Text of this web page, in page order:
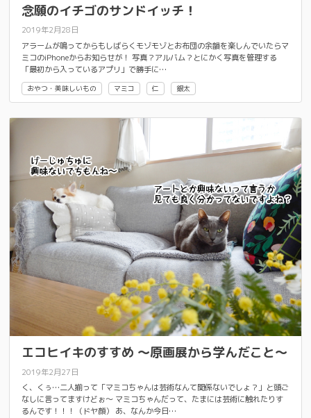
念願のイチゴのサンドイッチ！
2019年2月28日
アラームが鳴ってからもしばらくモゾモゾとお布団の余韻を楽しんでいたらマ
ミコのiPhoneからお知らせが！ 写真？アルバム？とにかく写真を管理する
「最初から入っているアプリ」で勝手に…
おやつ・美味しいもの マミコ 仁 銀太
エコヒイキのすすめ ～原画展から学んだこと～
2019年2月27日
く、くぅ…二人揃って「マミコちゃんは芸術なんて関係ないでしょ？」と頭ご
なしに言ってますけどぉ～ マミコちゃんだって、たまには芸術に触れたりす
るんです！！！（ドヤ顔） あ、なんか今日…